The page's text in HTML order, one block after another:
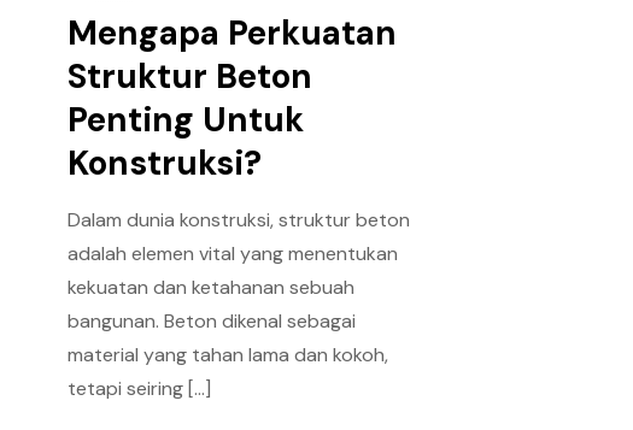
Mengapa Perkuatan
Struktur Beton
Penting Untuk
Konstruksi?
Dalam dunia konstruksi, struktur beton
adalah elemen vital yang menentukan
kekuatan dan ketahanan sebuah
bangunan. Beton dikenal sebagai
material yang tahan lama dan kokoh,
tetapi seiring[…]